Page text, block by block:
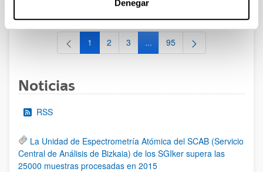
Denegar
al 30/07/2026 (ambos incluídos)
Página
1 Página
2 Página
3 ...Páginas intermedias Use TAB
Página
95
Noticias
RSS
La Unidad de Espectrometría Atómica del SCAB (Servicio
Central de Análisis de Bizkaia) de los SGIker supera las
25000 muestras procesadas en 2015